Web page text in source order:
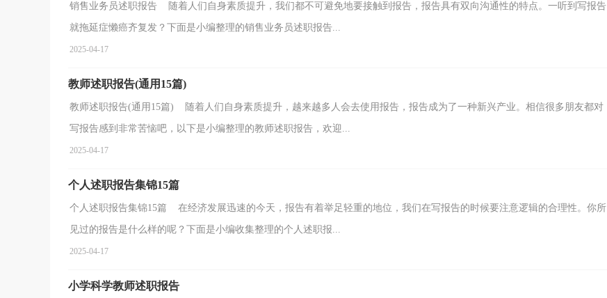
销售业务员述职报告 随着人们自身素质提升，我们都不可避免地要接触到报告，报告具有双向沟通性的特点。一听到写报告
就拖延症懒癌齐复发？下面是小编整理的销售业务员述职报告...
2025-04-17
教师述职报告(通用15篇)
教师述职报告(通用15篇) 随着人们自身素质提升，越来越多人会去使用报告，报告成为了一种新兴产业。相信很多朋友都对
写报告感到非常苦恼吧，以下是小编整理的教师述职报告，欢迎...
2025-04-17
个人述职报告集锦15篇
个人述职报告集锦15篇 在经济发展迅速的今天，报告有着举足轻重的地位，我们在写报告的时候要注意逻辑的合理性。你所
见过的报告是什么样的呢？下面是小编收集整理的个人述职报...
2025-04-17
小学科学教师述职报告